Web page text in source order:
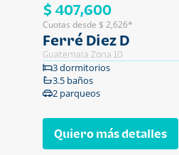
$ 407,600
Cuotas desde $ 2,626*
Ferré Diez D
Guatemala Zona 10
3 dormitorios
3.5 baños
2 parqueos
Quiero más detalles